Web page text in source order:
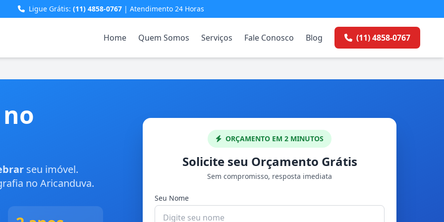
Ligue Grátis: (11) 4858-0767 | Atendimento 24 Horas
Home Quem Somos Serviços Fale Conosco Blog (11) 4858-0767
seu imóvel.
no Aricanduva.
ORÇAMENTO EM 2 MINUTOS
Solicite seu Orçamento Grátis
Sem compromisso, resposta imediata
Seu Nome